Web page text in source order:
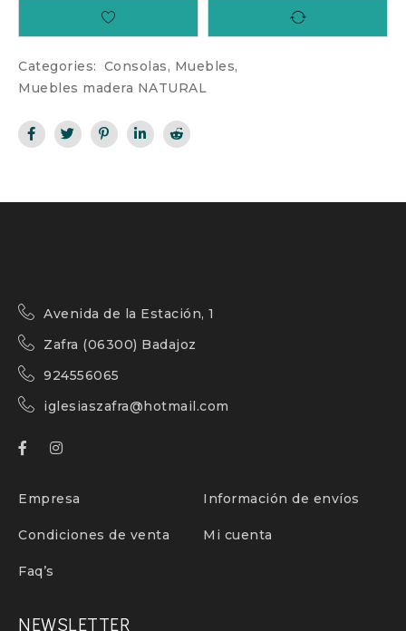
Categories: Consolas, Muebles,
Muebles madera NATURAL
Avenida de la Estación, 1
Zafra (06300) Badajoz
924556065
iglesiaszafra@hotmail.com
Empresa Información de envíos
Condiciones de venta Mi cuenta
Faq’s
NEWSLETTER